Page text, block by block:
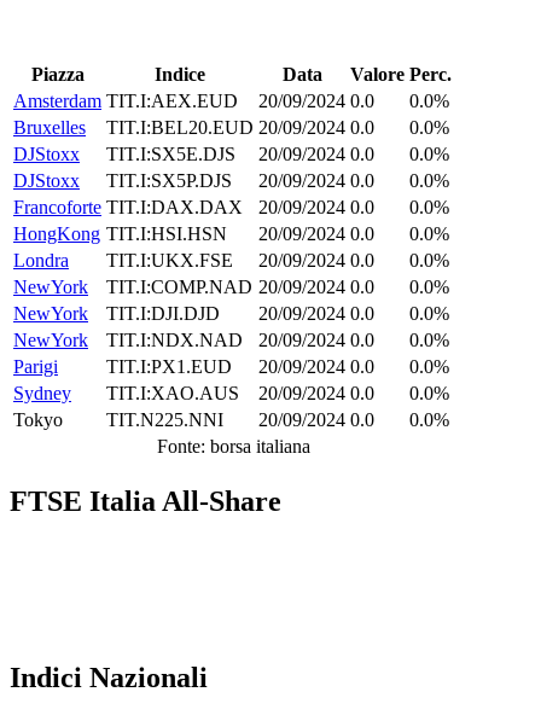
Piazza Indice Data Valore Perc.
Amsterdam TIT.I:AEX.EUD 20/09/2024 0.0
0.0%
Bruxelles
TIT.I:BEL20.EUD 20/09/2024 0.0
0.0%
DJStoxx
TIT.I:SX5E.DJS 20/09/2024 0.0
0.0%
DJStoxx
TIT.I:SX5P.DJS 20/09/2024 0.0
0.0%
Francoforte TIT.I:DAX.DAX 20/09/2024 0.0
0.0%
HongKong TIT.I:HSI.HSN 20/09/2024 0.0
0.0%
Londra
TIT.I:UKX.FSE 20/09/2024 0.0
0.0%
NewYork
TIT.I:COMP.NAD 20/09/2024 0.0
0.0%
NewYork
TIT.I:DJI.DJD 20/09/2024 0.0
0.0%
NewYork
TIT.I:NDX.NAD 20/09/2024 0.0
0.0%
Parigi
TIT.I:PX1.EUD 20/09/2024 0.0
0.0%
Sydney
TIT.I:XAO.AUS 20/09/2024 0.0
0.0%
Tokyo
TIT.N225.NNI 20/09/2024 0.0
0.0%
Fonte: borsa italiana
FTSE Italia All-Share
Indici Nazionali